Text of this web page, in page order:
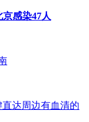
感染47人